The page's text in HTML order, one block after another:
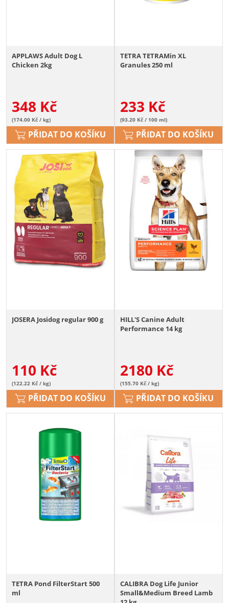
APPLAWS Adult Dog L
Chicken 2kg
348 Kč
(174.00 Kč / kg)
PŘIDAT DO KOŠÍKU
TETRA TETRAMin XL
Granules 250 ml
233 Kč
(93.20 Kč / 100 ml)
PŘIDAT DO KOŠÍKU
JOSERA Josidog regular 900 g
110 Kč
(122.22 Kč / kg)
PŘIDAT DO KOŠÍKU
HILL'S Canine Adult
Performance 14 kg
2180 Kč
(155.70 Kč / kg)
PŘIDAT DO KOŠÍKU
TETRA Pond FilterStart 500
ml
CALIBRA Dog Life Junior
Small&Medium Breed Lamb